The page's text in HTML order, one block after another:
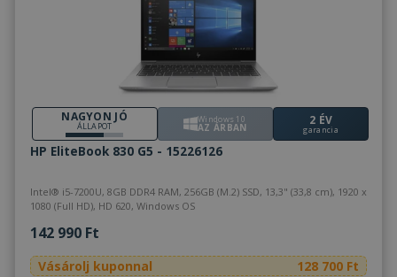
NAGYON JÓ
ÁLLAPOT
Windows 10
AZ ÁRBAN 2 ÉV
garancia
HP EliteBook 830 G5 - 15226126
Intel® i5-7200U, 8GB DDR4 RAM, 256GB (M.2) SSD, 13,3" (33,8 cm), 1920 x
1080 (Full HD), HD 620, Windows OS
142 990 Ft
Vásárolj kuponnal 128 700 Ft